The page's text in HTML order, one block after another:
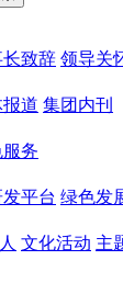
致辞 领导关
道 集团内刊
务
平台 绿色发
文化活动 主